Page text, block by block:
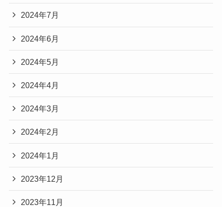
2024年7月
2024年6月
2024年5月
2024年4月
2024年3月
2024年2月
2024年1月
2023年12月
2023年11月